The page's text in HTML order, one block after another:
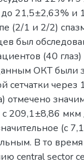
21,5±2,63% и
(2/1 и 2/2)
был
(40
ОКТ были
через
отмечено
с 209,1±8,86
(с
В то
central sector